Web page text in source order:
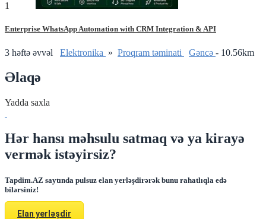
1
Enterprise WhatsApp Automation with CRM Integration & API
3 həftə əvvəl Elektronika » Proqram təminati Gǝncǝ - 10.56km
Əlaqə
Yadda saxla
Hər hansı məhsulu satmaq və ya kirayə
vermək istəyirsiz?
Tapdim.AZ saytında pulsuz elan yerləşdirərək bunu rahatlıqla edə
bilərsiniz!
Elan yerləşdir